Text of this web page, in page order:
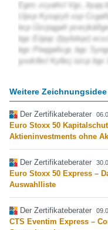
Egrrc zcyafrcl Vgc, byqq
Lfpcp Kysqzyli xsp
bcp Üzcpqgafr
bgc Eöpqc (Ipylidspr)
bgc Pöejgaficgr, bgc
jysdclbcl Kylbcj üzcp bgc
Weitere
Der Zertifikateberater
Euro Stoxx 50
Aktieninvestments ohne
Der Zertifikateberater
Euro Stoxx 50 Express –
Auswahlliste
Der Zertifikateberater
CTS Eventim Express –